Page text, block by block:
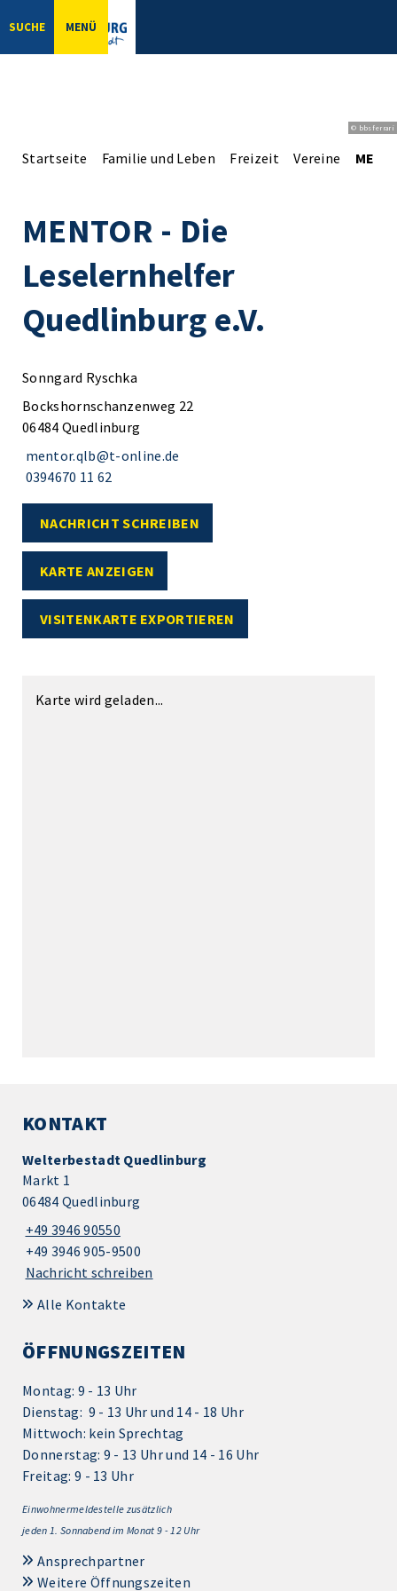
SUCHE MENÜ
© bbsferrari
Startseite Familie und Leben Freizeit Vereine
MENTOR - Die
Leselernhelfer
Quedlinburg e.V.
Sonngard Ryschka
Bockshornschanzenweg 22
06484 Quedlinburg
mentor.qlb@t-online.de
0394670 11 62
NACHRICHT SCHREIBEN
KARTE ANZEIGEN
VISITENKARTE EXPORTIEREN
Karte wird geladen...
KONTAKT
Welterbestadt Quedlinburg
Markt 1
06484 Quedlinburg
+49 3946 90550
+49 3946 905-9500
Nachricht schreiben
Alle Kontakte
ÖFFNUNGSZEITEN
Montag: 9 - 13 Uhr
Dienstag: 9 - 13 Uhr und 14 - 18 Uhr
Mittwoch: kein Sprechtag
Donnerstag: 9 - 13 Uhr und 14 - 16 Uhr
Freitag: 9 - 13 Uhr
Einwohnermeldestelle zusätzlich
jeden 1. Sonnabend im Monat 9 - 12 Uhr
Ansprechpartner
Weitere Öffnungszeiten